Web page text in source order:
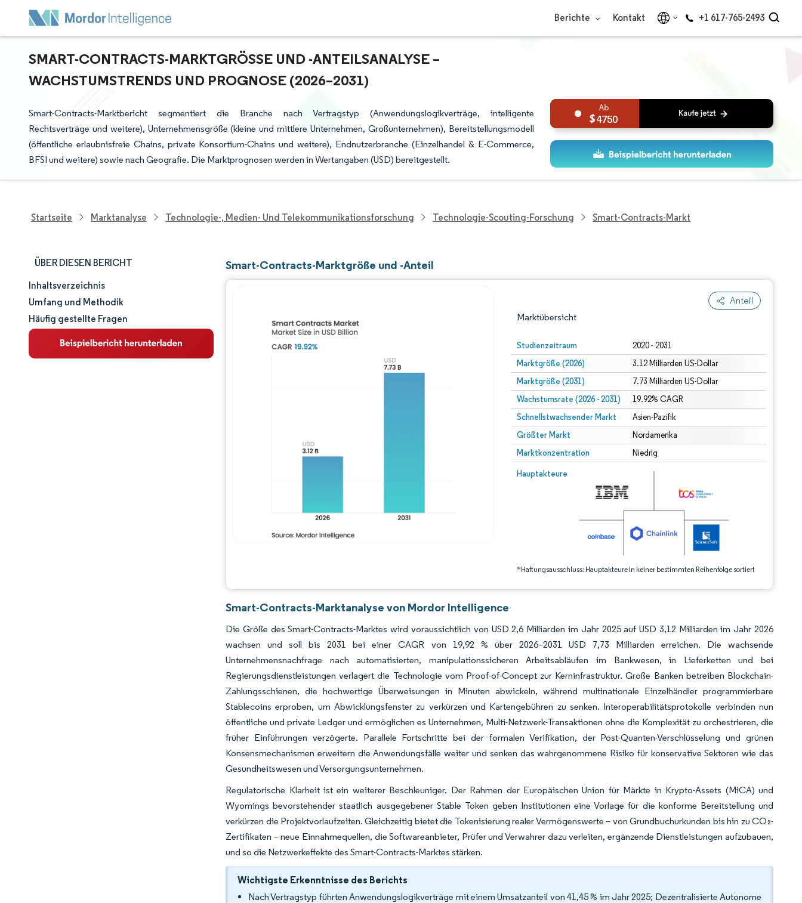
Berichte Kontakt +1 617-765-2493
SMART-CONTRACTS-MARKTGRÖSSE UND -ANTEILSANALYSE – W
ACHSTUMSTRENDS UND PROGNOSE (2026–2031)
Smart-Contracts-Marktbericht segmentiert die Branche nach Vertragstyp (Anwendungslogikverträge, intelligente
Rechtsverträge und weitere), Unternehmensgröße (kleine und mittlere Unternehmen, Großunternehmen), Bereitstellungsmodell
(öffentliche erlaubnisfreie Chains, private Konsortium-Chains und weitere), Endnutzerbranche (Einzelhandel & E-Commerce,
BFSI und weitere) sowie nach Geografie. Die Marktprognosen werden in Wertangaben (USD) bereitgestellt.
4750
Startseite Marktanalyse Technologie-, Medien- Und Telekommunikationsforschung Technologie-Scouting-Forschung Smart-Contracts-Markt
ÜBER DIESEN BERICHT
Marktgröße und -anteil
Marktanalyse
Trends und Einblicke
Inhaltsverzeichnis
Umfang und Methodik
Häufig gestellte Fragen
Smart-Contracts-Marktgröße und -Anteil
Anteil
Marktübersicht
Studienzeitraum 2020 - 2031
Marktgröße (2026) 3.12 Milliarden US-Dollar
Marktgröße (2031) 7.73 Milliarden US-Dollar
Wachstumsrate (2026 - 2031) 19.92% CAGR
Schnellstwachsender Markt Asien-Pazifik
Größter Markt Nordamerika
Marktkonzentration Niedrig
Hauptakteure
*Haftungsausschluss: Hauptakteure in keiner bestimmten Reihenfolge sortiert
Bild © Mordor Intelligence. Wiederverwendung erfordert Namensnennung gemäß CC BY 4.0.
Bild © Mordor Intelligence. Wiederverwendung erfordert Namensnennung gemäß CC BY 4.0.
Smart-Contracts-Marktanalyse von Mordor Intelligence
Die Größe des Smart-Contracts-Marktes wird voraussichtlich von USD 2,6 Milliarden im Jahr 2025 auf USD 3,12 Milliarden im Jahr 2026
wachsen und soll bis 2031 bei einer CAGR von 19,92 % über 2026–2031 USD 7,73 Milliarden erreichen. Die wachsende
Unternehmensnachfrage nach automatisierten, manipulationssicheren Arbeitsabläufen im Bankwesen, in Lieferketten und bei
Regierungsdienstleistungen verlagert die Technologie vom Proof-of-Concept zur Kerninfrastruktur. Große Banken betreiben Blockchain-
Zahlungsschienen, die hochwertige Überweisungen in Minuten abwickeln, während multinationale Einzelhändler programmierbare
Stablecoins erproben, um Abwicklungsfenster zu verkürzen und Kartengebühren zu senken. Interoperabilitätsprotokolle verbinden nun
öffentliche und private Ledger und ermöglichen es Unternehmen, Multi-Netzwerk-Transaktionen ohne die Komplexität zu orchestrieren, die
früher Einführungen verzögerte. Parallele Fortschritte bei der formalen Verifikation, der Post-Quanten-Verschlüsselung und grünen
Konsensmechanismen erweitern die Anwendungsfälle weiter und senken das wahrgenommene Risiko für konservative Sektoren wie das
Gesundheitswesen und Versorgungsunternehmen.
Regulatorische Klarheit ist ein weiterer Beschleuniger. Der Rahmen der Europäischen Union für Märkte in Krypto-Assets (MiCA) und
Wyomings bevorstehender staatlich ausgegebener Stable Token geben Institutionen eine Vorlage für die konforme Bereitstellung und
verkürzen die Projektvorlaufzeiten. Gleichzeitig bietet die Tokenisierung realer Vermögenswerte – von Grundbuchurkunden bis hin zu CO₂-
Zertifikaten – neue Einnahmequellen, die Softwareanbieter, Prüfer und Verwahrer dazu verleiten, ergänzende Dienstleistungen aufzubauen,
und so die Netzwerkeffekte des Smart-Contracts-Marktes stärken.
Wichtigste Erkenntnisse des Berichts
Nach Vertragstyp führten Anwendungslogikverträge mit einem Umsatzanteil von 41,45 % im Jahr 2025; Dezentralisierte Autonome